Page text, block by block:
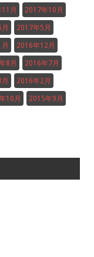
月 2017年10月
2017年5月
2016年12月
8月 2016年7月
2016年2月
10月 2015年9月